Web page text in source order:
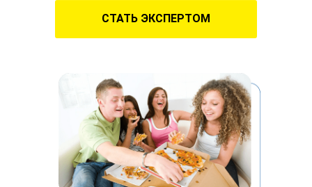
СТАТЬ ЭКСПЕРТОМ